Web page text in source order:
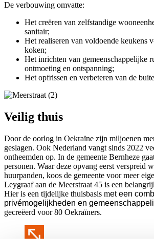
De verbouwing omvatte:
Het creëren van zelfstandige
sanitair;
Het realiseren van voldoende keukens
koken;
Het inrichten van gemeenschappelijke
ontmoeting en ontspanning;
Het opfrissen en verbeteren van de
Veilig thuis
Door de oorlog in Oekraïne zijn miljoenen
geslagen. Ook Nederland vangt sinds 2022
ontheemden op. In de gemeente Bernheze
personen. Waar deze opvang eerst verspreid
huurpanden, koos de gemeente voor meer
Leygraaf aan de Meerstraat 45 is een
Hier is een tijdelijke thuisbasis met een
privémogelijkheden en
gecreëerd voor 80 Oekraïners.